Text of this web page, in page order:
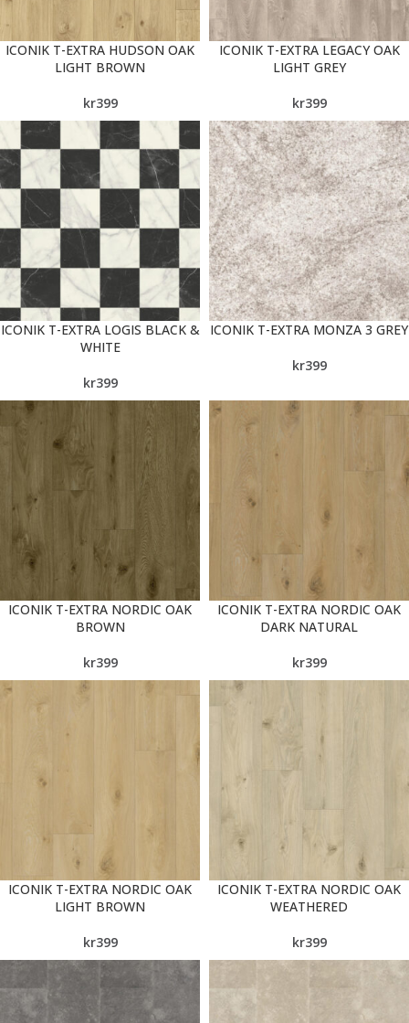
ICONIK T-EXTRA HUDSON OAK
LIGHT BROWN
kr399
ICONIK T-EXTRA LEGACY OAK
LIGHT GREY
kr399
ICONIK T-EXTRA LOGIS BLACK &
WHITE
kr399
ICONIK T-EXTRA MONZA 3 GREY
kr399
ICONIK T-EXTRA NORDIC OAK
BROWN
kr399
ICONIK T-EXTRA NORDIC OAK
DARK NATURAL
kr399
ICONIK T-EXTRA NORDIC OAK
LIGHT BROWN
kr399
ICONIK T-EXTRA NORDIC OAK
WEATHERED
kr399